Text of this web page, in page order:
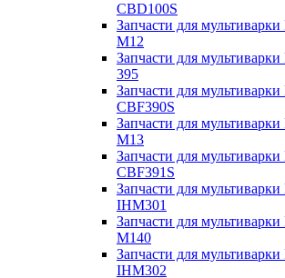
CBD100S
Запчасти для
M12
Запчасти для
395
Запчасти для
CBF390S
Запчасти для
M13
Запчасти для
CBF391S
Запчасти для
IHM301
Запчасти для
M140
Запчасти для
IHM302